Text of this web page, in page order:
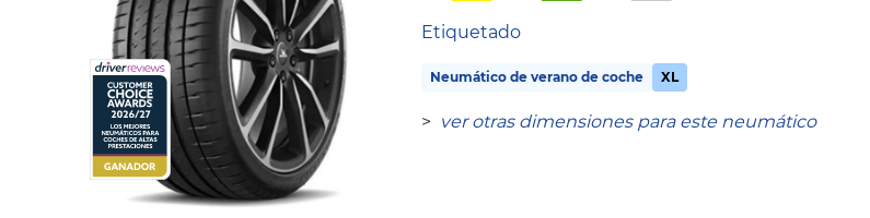
Etiquetado
Neumático de verano de coche XL
> ver otras dimensiones para este neumático